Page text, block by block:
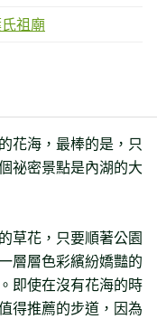
祖廟
花海，最棒的是，只
祕密景點是內湖的大
草花，只要順著公園
層層色彩繽紛嬌豔的
即使在沒有花海的時
得推薦的步道，因為